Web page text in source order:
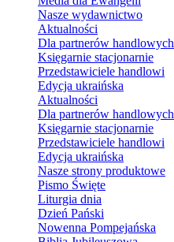
Nasze wydawnictwo
Aktualności
Dla partnerów handlowych
Księgarnie stacjonarnie
Przedstawiciele handlowi
Edycja ukraińska
Aktualności
Dla partnerów handlowych
Księgarnie stacjonarnie
Przedstawiciele handlowi
Edycja ukraińska
Nasze strony produktowe
Pismo Święte
Liturgia dnia
Dzień Pański
Nowenna Pompejańska